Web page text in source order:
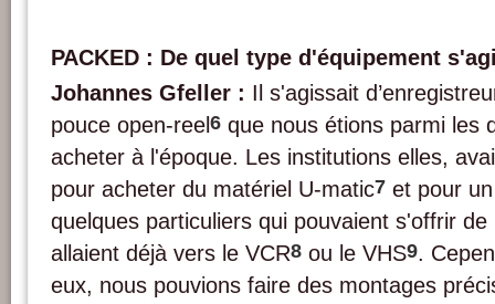
PACKED : De quel type d'équipement
Johannes Gfeller : Il s'agissait
pouce open-reel6 que nous étions parmi les
acheter à l'époque. Les institutions elles,
pour acheter du matériel U-matic7 et pour
quelques particuliers qui pouvaient s'offrir
allaient déjà vers le VCR8 ou le VHS9.
eux, nous pouvions faire des montages